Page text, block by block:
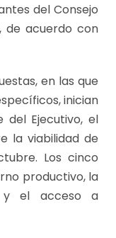
del Consejo
de acuerdo con
en las que
inician
Ejecutivo, el
la viabilidad de
Los cinco
productivo, la
y el acceso a